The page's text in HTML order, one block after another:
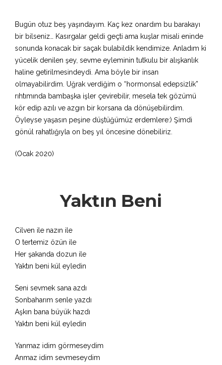
Bugün otuz beş yaşındayım. Kaç kez onardım bu barakayı
bir bilseniz… Kasırgalar geldi geçti ama kuşlar misali eninde
sonunda konacak bir saçak bulabildik kendimize. Anladım ki
yücelik denilen şey, sevme eyleminin tutkulu bir alışkanlık
haline getirilmesindeydi. Ama böyle bir insan
olmayabilirdim. Uğrak verdiğim o “hormonsal edepsizlik”
rıhtımında bambaşka işler çevirebilir, mesela tek gözümü
kör edip azılı ve azgın bir korsana da dönüşebilirdim.
Öyleyse yaşasın peşine düştüğümüz erdemlere:) Şimdi
gönül rahatlığıyla on beş yıl öncesine dönebiliriz.
(Ocak 2020)
Yaktın Beni
Cilven ile nazın ile
O tertemiz özün ile
Her şakanda dozun ile
Yaktın beni kül eyledin
Seni sevmek sana azdı
Sonbaharım senle yazdı
Aşkın bana büyük hazdı
Yaktın beni kül eyledin
Yanmaz idim görmeseydim
Anmaz idim sevmeseydim